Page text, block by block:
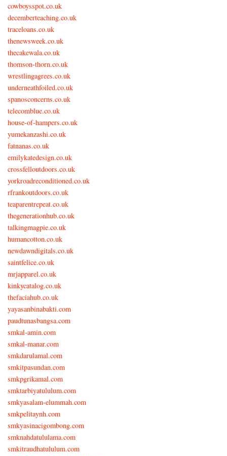
cowboysspot.co.uk
decemberteaching.co.uk
traceloans.co.uk
thenewsweek.co.uk
thecakewala.co.uk
thomson-thorn.co.uk
wrestlingagrees.co.uk
underneathfoiled.co.uk
spanosconcerns.co.uk
telecomblue.co.uk
house-of-hampers.co.uk
yumekanzashi.co.uk
fatnanas.co.uk
emilykatedesign.co.uk
crossfelloutdoors.co.uk
yorkroadreconditioned.co.uk
rfrankoutdoors.co.uk
teaparentrepeat.co.uk
thegenerationhub.co.uk
talkingmagpie.co.uk
humancotton.co.uk
newdawndigitals.co.uk
saintfelice.co.uk
mrjapparel.co.uk
kinkycatalog.co.uk
thefaciahub.co.uk
yayasanbinabakti.com
paudtunasbangsa.com
smkal-amin.com
smkal-manar.com
smkdarulamal.com
smkitpasundan.com
smkpgrikamal.com
smktarbiyatululum.com
smkyasalam-elummah.com
smkpelitaynh.com
smkyasinacigombong.com
smknahdatululama.com
smkitraudhatululum.com